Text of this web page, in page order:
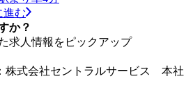
進む
か？
求人情報をピックアップ
株式会社セントラルサービス 本社